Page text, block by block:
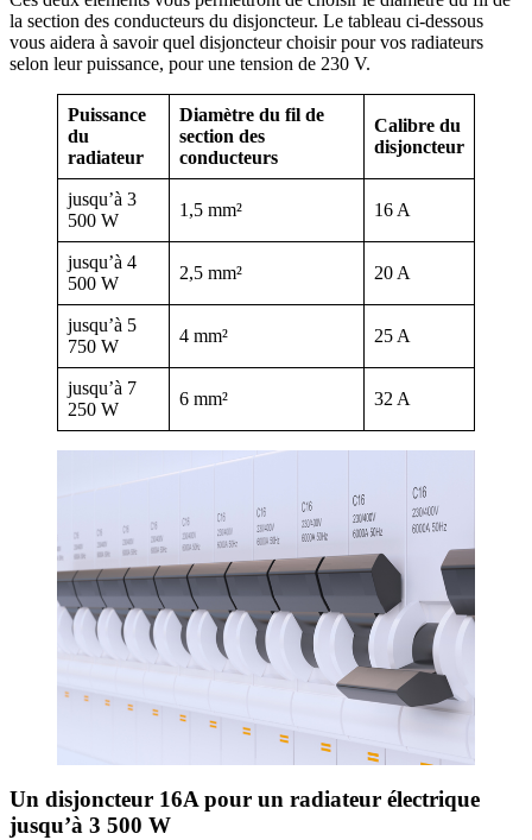
la section des conducteurs du disjoncteur. Le tableau ci-dessous
vous aidera à savoir quel disjoncteur choisir pour vos radiateurs
selon leur puissance, pour une tension de 230 V.
Puissance
du
radiateur
Diamètre du fil de
section des
conducteurs
Calibre du
disjoncteur
jusqu’à 3
500 W
1,5 mm² 16 A
jusqu’à 4
500 W
2,5 mm² 20 A
jusqu’à 5
750 W
4 mm² 25 A
jusqu’à 7
250 W
6 mm² 32 A
Un disjoncteur 16A pour un radiateur électrique
jusqu’à 3 500 W